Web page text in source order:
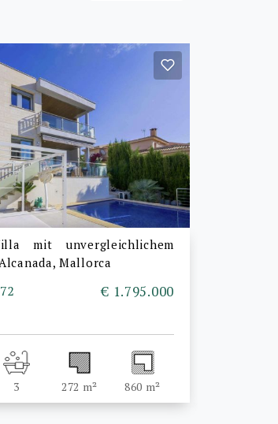
mit unvergleichlichem
Mallorca
€ 1.795.000
3 272 m² 860 m²